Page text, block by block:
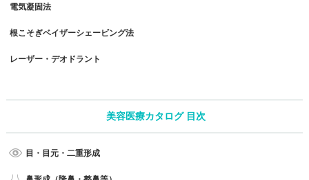
電気凝固法
根こそぎベイザーシェービング法
レーザー・デオドラント
美容医療カタログ 目次
目・目元・二重形成